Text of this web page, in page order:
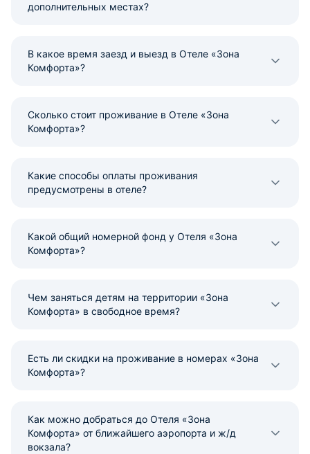
дополнительных местах?
В какое время заезд и выезд в Отеле «Зона
Комфорта»?
Сколько стоит проживание в Отеле «Зона
Комфорта»?
Какие способы оплаты проживания
предусмотрены в отеле?
Какой общий номерной фонд у Отеля «Зона
Комфорта»?
Чем заняться детям на территории «Зона
Комфорта» в свободное время?
Есть ли скидки на проживание в номерах «Зона
Комфорта»?
Как можно добраться до Отеля «Зона
Комфорта» от ближайшего аэропорта и ж/д
вокзала?